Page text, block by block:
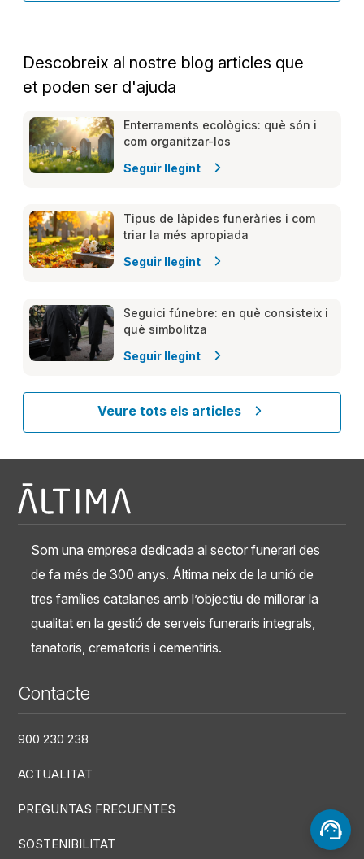
Descobreix al nostre blog articles que
et poden ser d'ajuda
Enterraments ecològics: què són i
com organitzar-los​
Seguir llegint
Tipus de làpides funeràries i com
triar la més apropiada
Seguir llegint
Seguici fúnebre: en què consisteix i
què simbolitza
Seguir llegint
Veure tots els articles
Som una empresa dedicada al sector funerari des
de fa més de 300 anys. Áltima neix de la unió de
tres famílies catalanes amb l’objectiu de millorar la
qualitat en la gestió de serveis funeraris integrals,
tanatoris, crematoris i cementiris.
Contacte
900 230 238
ACTUALITAT
PREGUNTAS FRECUENTES
SOSTENIBILITAT